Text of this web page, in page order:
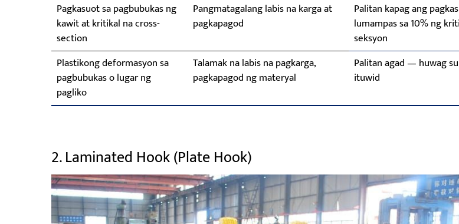
Pagkasuot sa pagbubukas ng
kawit at kritikal na cross-
section
Pangmatagalang labis na karga at
pagkapagod
Palitan kapag ang
lumampas sa 10% ng
seksyon
Plastikong deformasyon sa
pagbubukas o lugar ng
pagliko
Talamak na labis na pagkarga,
pagkapagod ng materyal
Palitan agad — huwag
ituwid
2. Laminated Hook (Plate Hook)